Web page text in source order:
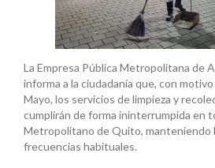
La Empresa Pública Metropolitana de
informa a la ciudadanía que, con
Mayo, los servicios de limpieza y
cumplirán de forma ininterrumpida en
Metropolitano de Quito, manteniendo
frecuencias habituales.